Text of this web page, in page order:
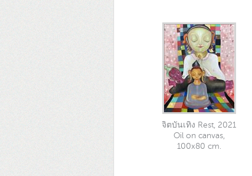
จิตบันเทิง Rest, 2021
Oil on canvas,
100x80 cm.